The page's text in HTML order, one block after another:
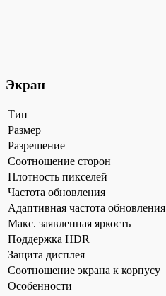
Экран
Тип
Размер
Разрешение
Соотношение сторон
Плотность пикселей
Частота обновления
Адаптивная частота обновления
Макс. заявленная яркость
Поддержка HDR
Защита дисплея
Соотношение экрана к корпусу
Особенности